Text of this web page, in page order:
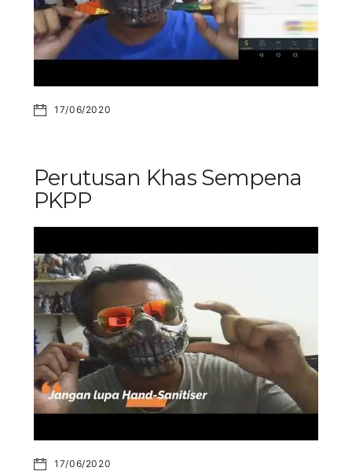
17/06/2020
Perutusan Khas Sempena
PKPP
17/06/2020